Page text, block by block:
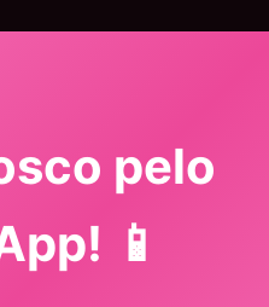
pelo
📱